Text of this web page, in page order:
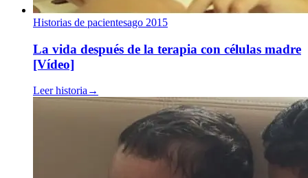
Historias de pacientesago 2015
La vida después de la terapia con células madre
[Vídeo]
Leer historia→